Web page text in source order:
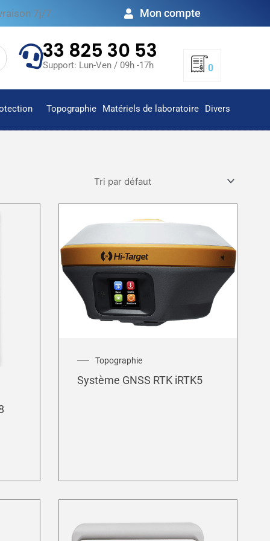
7j/7 Mon compte
33 825 30 53
Support: Lun-Ven / 09h -17h 0
Topographie Matériels de laboratoire Divers
Topographie
Système GNSS RTK iRTK5